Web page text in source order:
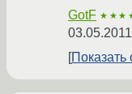
GotF
Показать